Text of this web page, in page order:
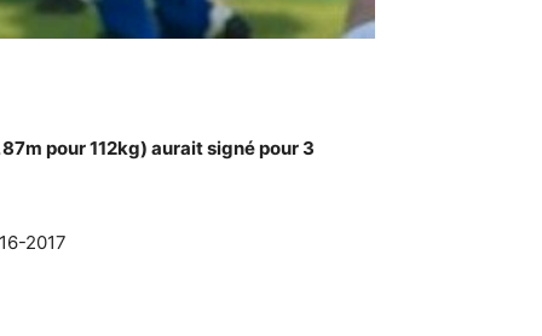
pour 112kg) aurait signé pour 3
2017